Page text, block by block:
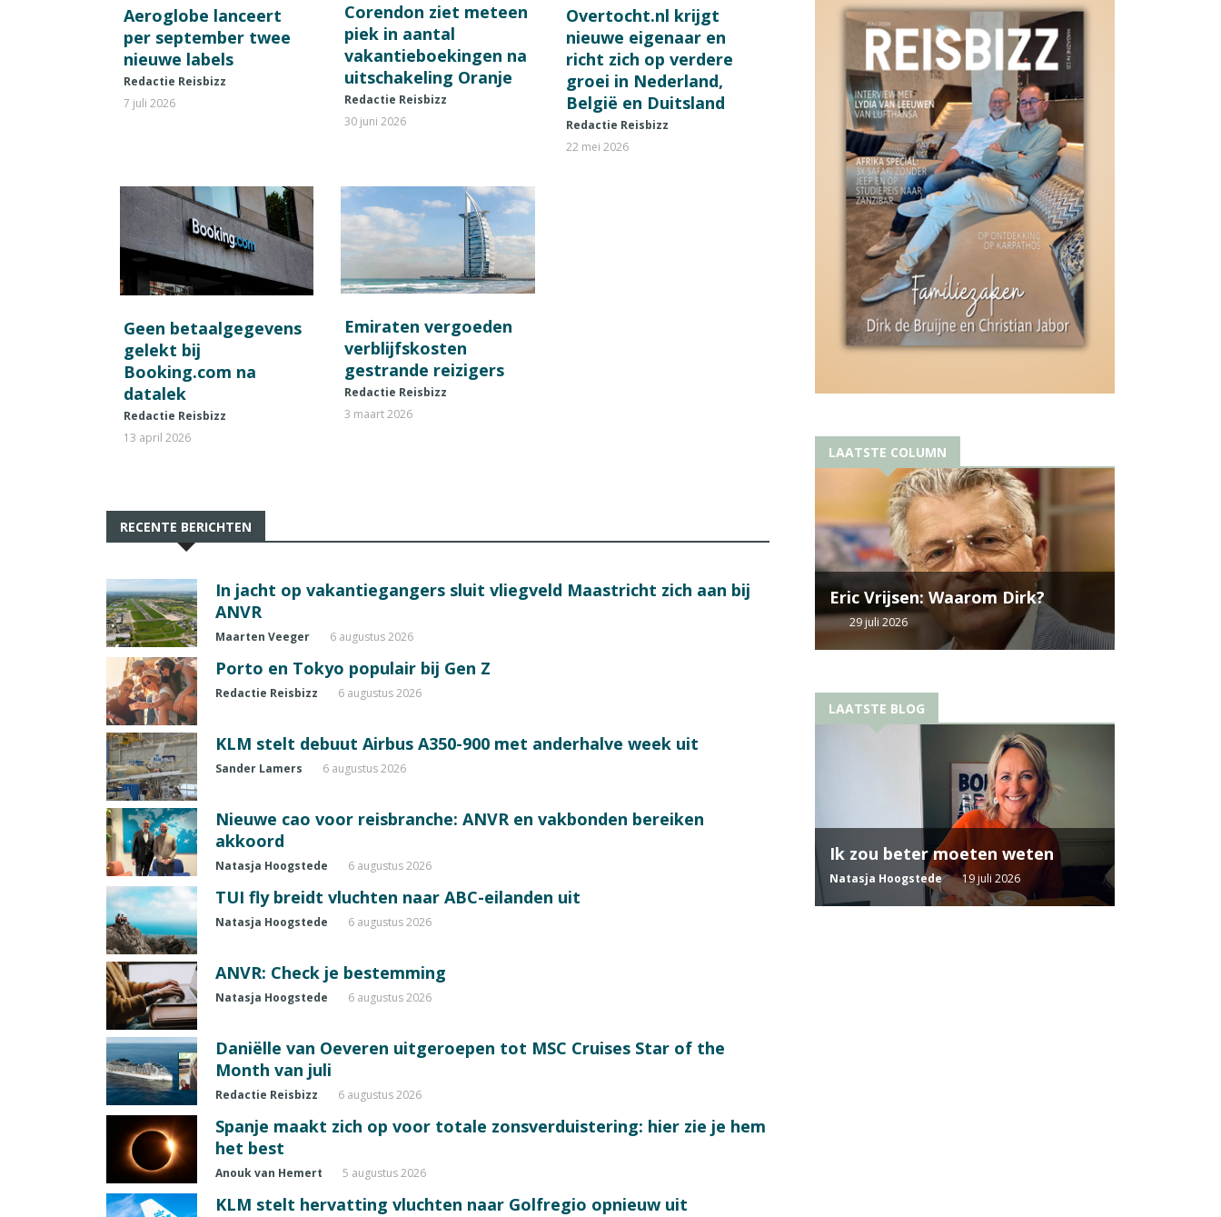
Aeroglobe lanceert
per september twee
nieuwe labels
Redactie Reisbizz
7 juli 2026
Corendon ziet meteen
piek in aantal
vakantieboekingen na
uitschakeling Oranje
Redactie Reisbizz
30 juni 2026
Overtocht.nl krijgt
nieuwe eigenaar en
richt zich op verdere
groei in Nederland,
België en Duitsland
Redactie Reisbizz
22 mei 2026
Geen betaalgegevens
gelekt bij
Booking.com na
datalek
Redactie Reisbizz
13 april 2026
Emiraten vergoeden
verblijfskosten
gestrande reizigers
Redactie Reisbizz
3 maart 2026
RECENTE BERICHTEN
In jacht op vakantiegangers sluit vliegveld Maastricht zich aan bij
ANVR
Maarten Veeger 6 augustus 2026
Porto en Tokyo populair bij Gen Z
Redactie Reisbizz 6 augustus 2026
KLM stelt debuut Airbus A350-900 met anderhalve week uit
Sander Lamers 6 augustus 2026
Nieuwe cao voor reisbranche: ANVR en vakbonden bereiken
akkoord
Natasja Hoogstede 6 augustus 2026
TUI fly breidt vluchten naar ABC-eilanden uit
Natasja Hoogstede 6 augustus 2026
ANVR: Check je bestemming
Natasja Hoogstede 6 augustus 2026
Daniëlle van Oeveren uitgeroepen tot MSC Cruises Star of the
Month van juli
Redactie Reisbizz 6 augustus 2026
Spanje maakt zich op voor totale zonsverduistering: hier zie je hem
het best
Anouk van Hemert 5 augustus 2026
KLM stelt hervatting vluchten naar Golfregio opnieuw uit
LAATSTE COLUMN
Eric Vrijsen: Waarom Dirk?
29 juli 2026
LAATSTE BLOG
Ik zou beter moeten weten
Natasja Hoogstede 19 juli 2026